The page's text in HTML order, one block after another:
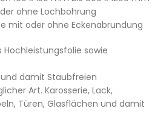
ohne Lochbohrung
mit oder ohne Eckenabrundung
sowie
damit Staubfreien
Art. Karosserie, Lack,
Türen, Glasflächen und damit